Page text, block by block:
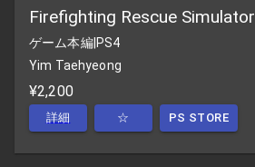
Firefighting Rescue Simulator
ゲーム本編| PS4
Yim Taehyeong
¥2,200
詳細 ☆ PS STORE